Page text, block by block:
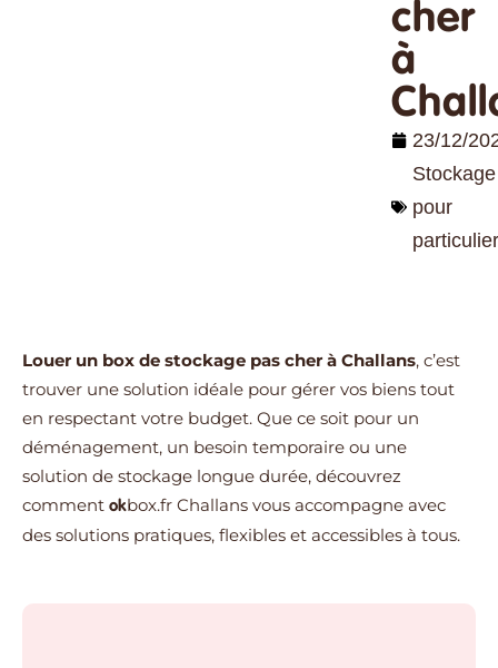
cher
à
23/12/
Stockage
pour
Louer un box de stockage pas cher à Challans, c’est
trouver une solution idéale pour gérer vos biens tout
en respectant votre budget. Que ce soit pour un
déménagement, un besoin temporaire ou une
solution de stockage longue durée, découvrez
comment okbox.fr Challans vous accompagne avec
des solutions pratiques, flexibles et accessibles à tous.